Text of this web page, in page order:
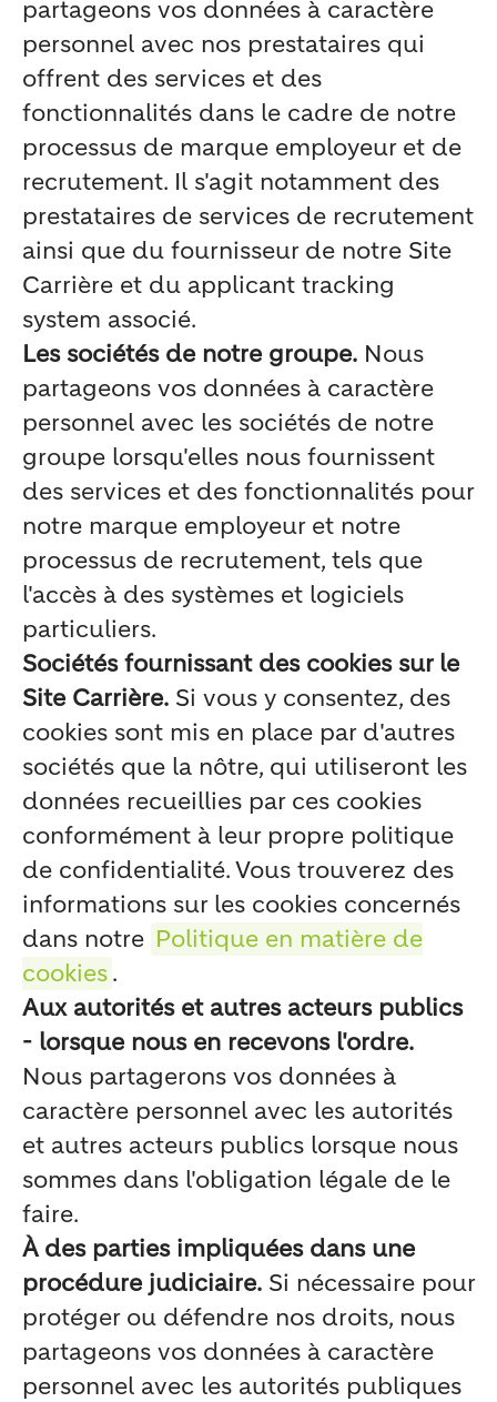
partageons vos données à caractère
personnel avec nos prestataires qui
offrent des services et des
fonctionnalités dans le cadre de notre
processus de marque employeur et de
recrutement. Il s'agit notamment des
prestataires de services de recrutement
ainsi que du fournisseur de notre Site
Carrière et du applicant tracking
system associé.
Les sociétés de notre groupe. Nous
partageons vos données à caractère
personnel avec les sociétés de notre
groupe lorsqu'elles nous fournissent
des services et des fonctionnalités pour
notre marque employeur et notre
processus de recrutement, tels que
l'accès à des systèmes et logiciels
particuliers.
Sociétés fournissant des cookies sur le
Site Carrière. Si vous y consentez, des
cookies sont mis en place par d'autres
sociétés que la nôtre, qui utiliseront les
données recueillies par ces cookies
conformément à leur propre politique
de confidentialité. Vous trouverez des
informations sur les cookies concernés
dans notre Politique en matière de
cookies.
Aux autorités et autres acteurs publics
- lorsque nous en recevons l'ordre.
Nous partagerons vos données à
caractère personnel avec les autorités
et autres acteurs publics lorsque nous
sommes dans l'obligation légale de le
faire.
À des parties impliquées dans une
procédure judiciaire. Si nécessaire pour
protéger ou défendre nos droits, nous
partageons vos données à caractère
personnel avec les autorités publiques